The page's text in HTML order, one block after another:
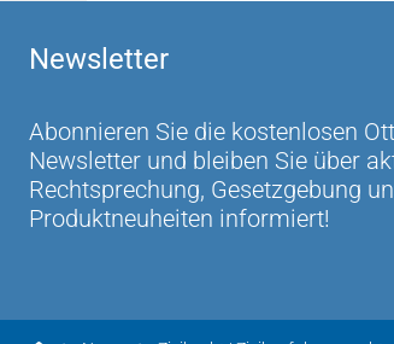
Newsletter
Abonnieren Sie die kostenlosen
Newsletter und bleiben Sie über
Rechtsprechung, Gesetzgebung
Produktneuheiten informiert!